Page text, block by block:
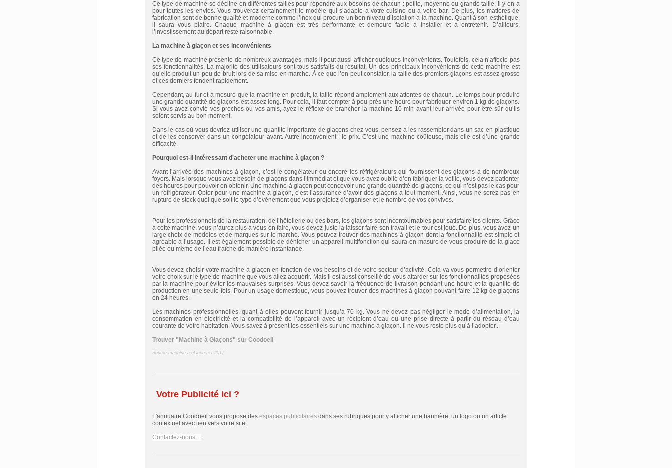
Ce type de machine se décline en différentes tailles pour répondre aux besoins de chacun : petite, moyenne ou grande taille, il y en a
pour toutes les envies. Vous trouverez certainement le modèle qui s’adapte à votre cuisine ou à votre bar. De plus, les matières de
fabrication sont de bonne qualité et moderne comme l’inox qui procure un bon niveau d’isolation à la machine. Quant à son esthétique,
il saura vous plaire. Chaque machine à glaçon est très performante et demeure facile à installer et à entretenir. D’ailleurs,
l’investissement au départ reste raisonnable.
La machine à glaçon et ses inconvénients
Ce type de machine présente de nombreux avantages, mais il peut aussi afficher quelques inconvénients. Toutefois, cela n’affecte pas
ses fonctionnalités. La majorité des utilisateurs sont tous satisfaits du résultat. Un des principaux inconvénients de cette machine est
qu’elle produit un peu de bruit lors de sa mise en marche. À ce que l’on peut constater, la taille des premiers glaçons est assez grosse
et ces derniers fondent rapidement.
Cependant, au fur et à mesure que la machine en produit, la taille répond amplement aux attentes de chacun. Le temps pour produire
une grande quantité de glaçons est assez long. Pour cela, il faut compter à peu près une heure pour fabriquer environ 1 kg de glaçons.
Si vous avez convié vos proches ou vos amis, ayez le réflexe de brancher la machine 10 min avant leur arrivée pour être sûr qu’ils
soient servis au bon moment.
Dans le cas où vous devriez utiliser une quantité importante de glaçons chez vous, pensez à les rassembler dans un sac en plastique
et de les conserver dans un congélateur avant. Autre inconvénient : le prix. C’est une machine coûteuse, mais elle est d’une grande
efficacité.
Pourquoi est-il intéressant d'acheter une machine à glaçon ?
Avant l’arrivée des machines à glaçon, c’est le congélateur ou encore les réfrigérateurs qui fournissent des glaçons à de nombreux
foyers. Mais lorsque vous avez besoin de glaçons dans l’immédiat et que vous avez oublié d’en fabriquer la veille, vous devez patienter
des heures pour pouvoir en obtenir. Une machine à glaçon peut concevoir une grande quantité de glaçons, ce qui n’est pas le cas pour
un réfrigérateur. Opter pour une machine à glaçon, c’est l’assurance d’avoir des glaçons à tout moment. Ainsi, vous ne serez pas en
rupture de stock quel que soit le type d’événement que vous projetez d’organiser et le nombre de vos convives.
Pour les professionnels de la restauration, de l’hôtellerie ou des bars, les glaçons sont incontournables pour satisfaire les clients. Grâce
à cette machine, vous n’aurez plus à vous en faire, vous devez juste la laisser faire son travail et le tour est joué. De plus, vous avez un
large choix de modèles et de marques sur le marché. Vous pouvez trouver des machines à glaçon dont la fonctionnalité est simple et
agréable à l’usage. Il est également possible de dénicher un appareil multifonction qui saura en masure de vous produire de la glace
pilée ou même de l’eau fraîche de manière instantanée.
Vous devez choisir votre machine à glaçon en fonction de vos besoins et de votre secteur d’activité. Cela va vous permettre d’orienter
votre choix sur le type de machine que vous allez acquérir. Mais il est aussi conseillé de vous attarder sur les fonctionnalités proposées
par la machine pour éviter les mauvaises surprises. Vous devez savoir la fréquence de livraison pendant une heure et la quantité de
production en une seule fois. Pour un usage domestique, vous pouvez trouver des machines à glaçon pouvant faire 12 kg de glaçons
en 24 heures.
Les machines professionnelles, quant à elles peuvent fournir jusqu’à 70 kg. Vous ne devez pas négliger le mode d’alimentation, la
consommation en électricité et la compatibilité de l’appareil avec un récipient d’eau ou une prise directe à partir du réseau d’eau
courante de votre habitation. Vous savez à présent les essentiels sur une machine à glaçon. Il ne vous reste plus qu’à l’adopter...
Trouver "Machine à Glaçons" sur Coodoeil
Source machine-a-glacon.net 2017
Votre Publicité ici ?
L'annuaire Coodoeil vous propose des espaces publicitairesdans ses rubriques pour y afficher une bannière, un logo ou un article
contextuel avec lien vers votre site.
Contactez-nous....